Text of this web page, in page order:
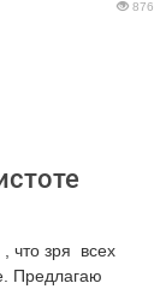
876
что зря всех
Предлагаю